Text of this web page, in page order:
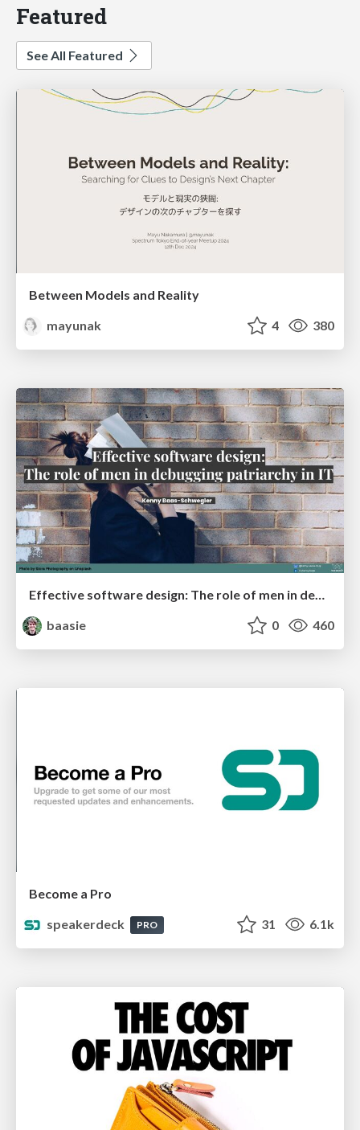
Featured
See All Featured
Between Models and Reality
mayunak
4 380
Effective software design: The role of men in debugging patriarchy in IT @ Voxxed Days AMS
baasie
0 460
Become a Pro
speakerdeck
PRO 31 6.1k